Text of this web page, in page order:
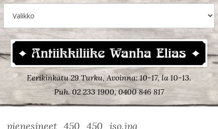
Eerikinkatu 29 Turku, Avoinna: 10-17, la 10-13.
Puh. 02 233 1900, 0400 846 817
pienesineet_450_450_iso.jpg